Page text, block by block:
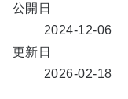
公開日
2024-12-06
更新日
2026-02-18